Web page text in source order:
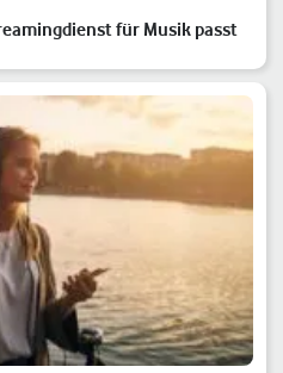
für Musik passt